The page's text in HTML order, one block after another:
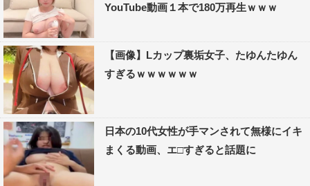
YouTube動画１本で180万再生ｗｗｗ
【画像】Lカップ裏垢女子、たゆんたゆん
すぎるｗｗｗｗｗｗ
日本の10代女性が手マンされて無様にイキ
まくる動画、エ□すぎると話題に